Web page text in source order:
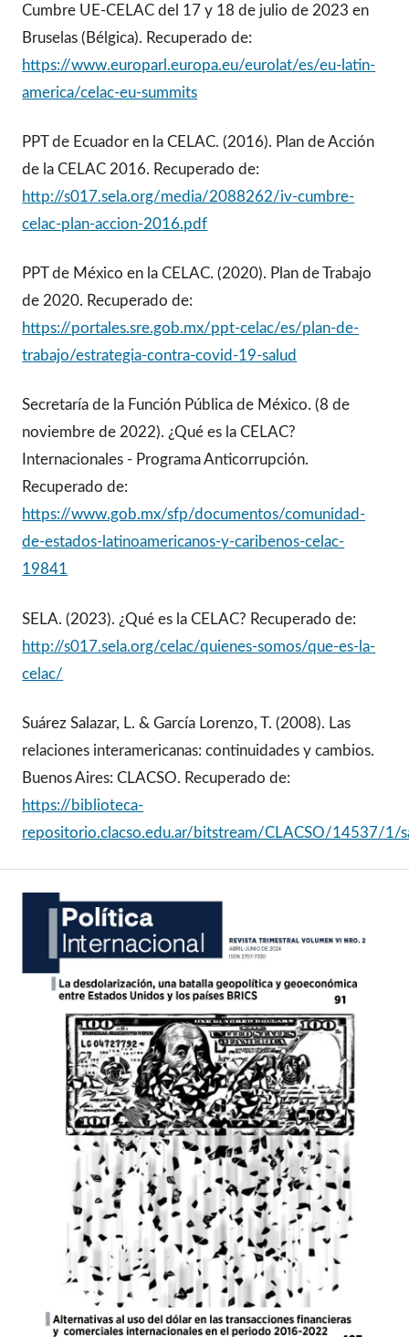
Cumbre UE-CELAC del 17 y 18 de julio de 2023 en
Bruselas (Bélgica). Recuperado de:
https://www.europarl.europa.eu/eurolat/es/eu-latin-
america/celac-eu-summits
PPT de Ecuador en la CELAC. (2016). Plan de Acción
de la CELAC 2016. Recuperado de:
http://s017.sela.org/media/2088262/iv-cumbre-
celac-plan-accion-2016.pdf
PPT de México en la CELAC. (2020). Plan de Trabajo
de 2020. Recuperado de:
https://portales.sre.gob.mx/ppt-celac/es/plan-de-
trabajo/estrategia-contra-covid-19-salud
Secretaría de la Función Pública de México. (8 de
noviembre de 2022). ¿Qué es la CELAC?
Internacionales - Programa Anticorrupción.
Recuperado de:
https://www.gob.mx/sfp/documentos/comunidad-
de-estados-latinoamericanos-y-caribenos-celac-
19841
SELA. (2023). ¿Qué es la CELAC? Recuperado de:
http://s017.sela.org/celac/quienes-somos/que-es-la-
celac/
Suárez Salazar, L. & García Lorenzo, T. (2008). Las
relaciones interamericanas: continuidades y cambios.
Buenos Aires: CLACSO. Recuperado de:
https://biblioteca-
repositorio.clacso.edu.ar/bitstream/CLACSO/14537/1/